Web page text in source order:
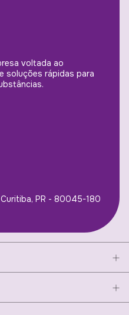
voltada ao
soluções rápidas para
PR - 80045-180